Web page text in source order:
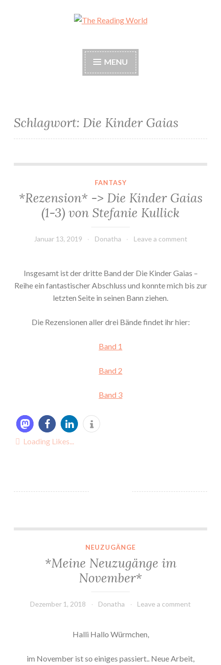
The Reading World
MENU
Schlagwort: Die Kinder Gaias
*Rezension* -> Die Kinder Gaias (1-3) von Stefanie Kullick
FANTASY
*Rezension* -> Die Kinder Gaias
(1-3) von Stefanie Kullick
Januar 13, 2019 Donatha Leave a comment
Insgesamt ist der dritte Band der Die Kinder Gaias –
Reihe ein fantastischer Abschluss und konnte mich bis zur
letzten Seite in seinen Bann ziehen.
Die Rezensionen aller drei Bände findet ihr hier:
Band 1
Band 2
Band 3
Loading Likes...
*Meine Neuzugänge im November*
NEUZUGÄNGE
*Meine Neuzugänge im
November*
Dezember 1, 2018 Donatha Leave a comment
Halli Hallo Würmchen,
im November ist so einiges passiert.. Neue Arbeit,